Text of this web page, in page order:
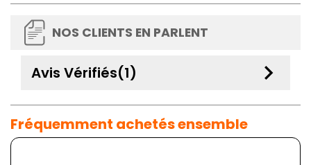
NOS CLIENTS EN PARLENT
Avis Vérifiés(1) keyboard_arrow_down
Fréquemment achetés ensemble